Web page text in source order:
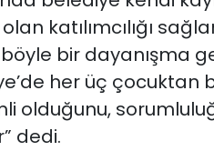
katılımcılığı
böyle bir dayanışma
her üç çocuktan
olduğunu,
dedi.